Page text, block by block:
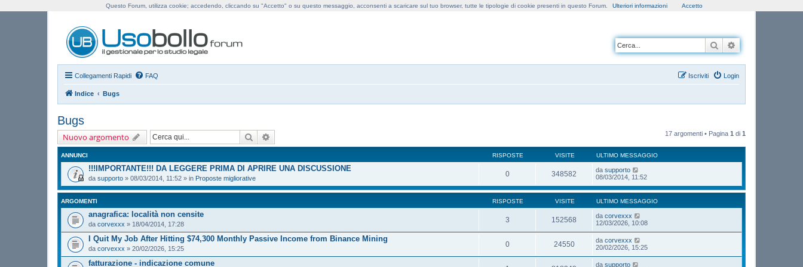
Cerca
Collegamenti Rapidi FAQ Login
Iscriviti
Indice Bugs
Bugs
Nuovo argomento Cerca 17 argomenti • Pagina 1 di 1
ANNUNCI RISPOSTE VISITE ULTIMO MESSAGGIO
!!!IMPORTANTE!!! DA LEGGERE PRIMA DI APRIRE UNA DISCUSSIONE
da supporto » 08/03/2014, 11:52 » in Proposte migliorative
0 348582 da supporto
08/03/2014, 11:52
ARGOMENTI RISPOSTE VISITE ULTIMO MESSAGGIO
anagrafica: località non censite
da corvexxx » 18/04/2014, 17:28
3 152568 da corvexxx
12/03/2026, 10:08
I Quit My Job After Hitting $74,300 Monthly Passive Income from Binance Mining
da corvexxx » 20/02/2026, 15:25
0 24550 da corvexxx
20/02/2026, 15:25
fatturazione - indicazione comune da supporto
Questo Forum, utilizza cookie; accedendo, cliccando su "Accetto" o su questo messaggio, acconsenti a scaricare sul tuo browser, tutte le tipologie di cookie presenti in questo Forum. Ulteriori informazioni Accetto